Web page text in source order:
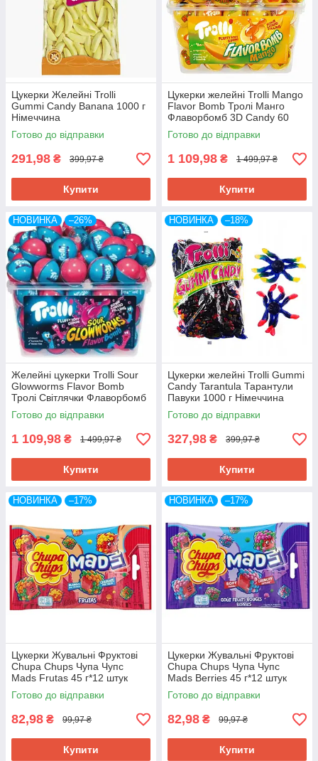
Цукерки Желейні Trolli
Gummi Candy Banana 1000 г
Німеччина
Готово до відправки
291,98 ₴ 399,97 ₴
Купити
Цукерки желейні Trolli Mango
Flavor Bomb Тролі Манго
Флаворбомб 3D Candy 60
штук 1128 г Німеччина
Готово до відправки
1 109,98 ₴ 1 499,97 ₴
Купити
НОВИНКА –26%
Желейні цукерки Trolli Sour
Glowworms Flavor Bomb
Тролі Світлячки Флаворбомб
60 штук 1128 г Німеччина
Готово до відправки
1 109,98 ₴ 1 499,97 ₴
Купити
НОВИНКА –18%
Цукерки желейні Trolli Gummi
Candy Tarantula Тарантули
Павуки 1000 г Німеччина
Готово до відправки
327,98 ₴ 399,97 ₴
Купити
НОВИНКА –17%
Цукерки Жувальні Фруктові
Chupa Chups Чупа Чупс
Mads Frutas 45 г*12 штук
(Упаковка) Іспанія
Готово до відправки
82,98 ₴ 99,97 ₴
Купити
НОВИНКА –17%
Цукерки Жувальні Фруктові
Chupa Chups Чупа Чупс
Mads Berries 45 г*12 штук
(Упаковка) Іспанія
Готово до відправки
82,98 ₴ 99,97 ₴
Купити